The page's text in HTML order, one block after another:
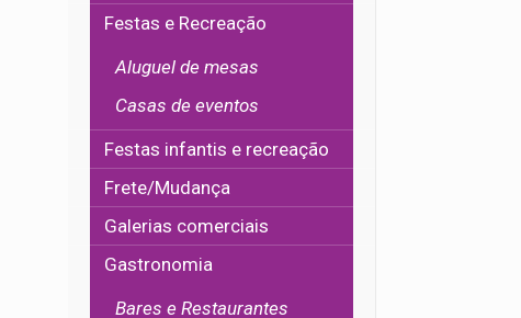
Festas e Recreação
Aluguel de mesas
Casas de eventos
Festas infantis e recreação
Frete/Mudança
Galerias comerciais
Gastronomia
Bares e Restaurantes